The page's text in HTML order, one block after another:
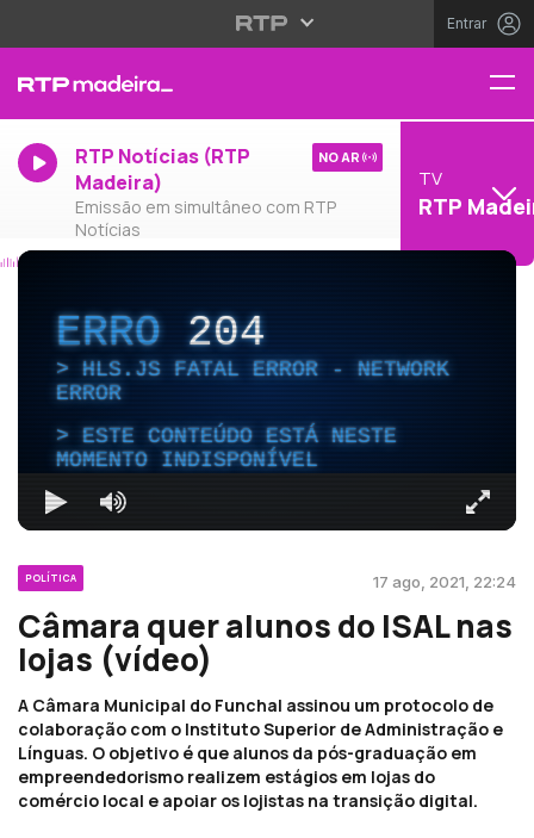
Entrar
RTP Notícias (RTP
Madeira)
Emissão em simultâneo com RTP
Notícias
NO AR
TV
RTP
ERRO204
HLS.JS FATAL ERROR - NETWORK
ERROR
ESTE CONTEÚDO ESTÁ NESTE
MOMENTO INDISPONÍVEL
POLÍTICA 17 ago, 2021, 22:24
Câmara quer alunos do ISAL nas
lojas (vídeo)
A Câmara Municipal do Funchal assinou um protocolo de
colaboração com o Instituto Superior de Administração e
Línguas. O objetivo é que alunos da pós-graduação em
empreendedorismo realizem estágios em lojas do
comércio local e apoiar os lojistas na transição digital.